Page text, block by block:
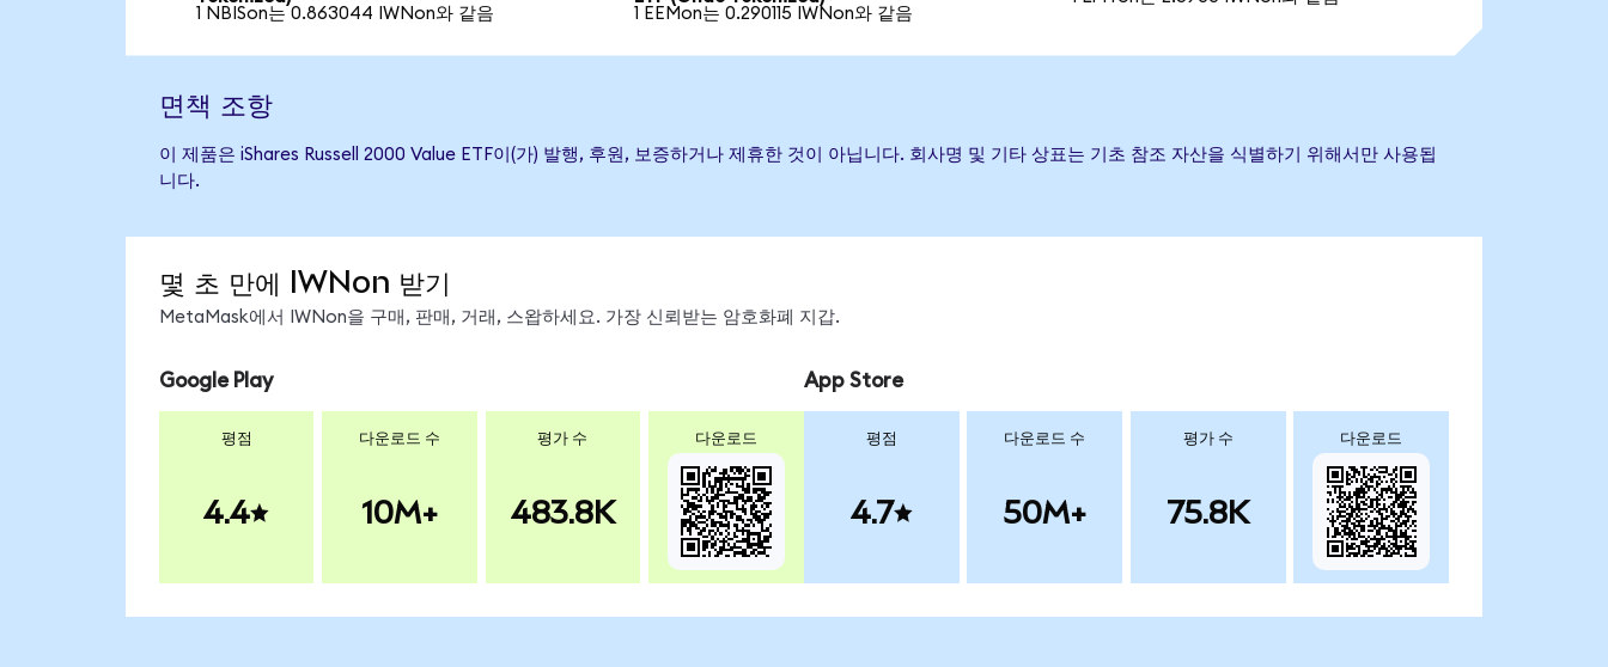
1 NBISon는 0.863044 IWNon와 같음
1 EEMon는 0.290115 IWNon와 같음
면책 조항
이 제품은 iShares Russell 2000 Value ETF이(가) 발행, 후원, 보증하거나 제휴한 것이 아닙니다. 회사명 및 기타 상표는 기초 참조 자산을 식별하기 위해서만 사용됩
니다.
몇 초 만에 IWNon 받기
MetaMask에서 IWNon을 구매, 판매, 거래, 스왑하세요. 가장 신뢰받는 암호화폐 지갑.
Google Play
평점
4.4
다운로드 수
10M+
평가 수
483.8K
다운로드
App Store
평점
4.7
다운로드 수
50M+
평가 수
75.8K
다운로드